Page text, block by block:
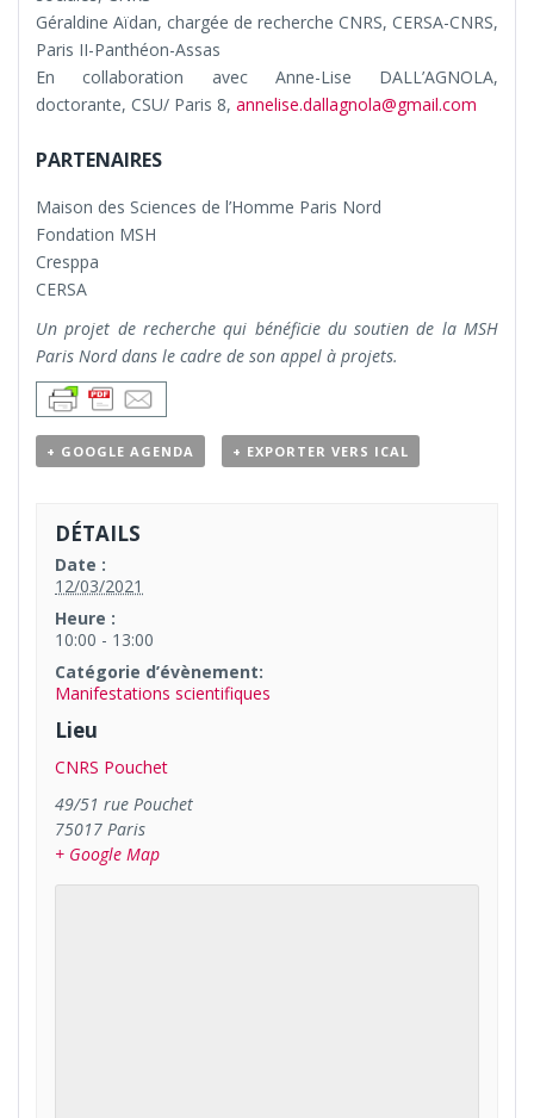
Géraldine Aïdan, chargée de recherche CNRS, CERSA-CNRS,
Paris II-Panthéon-Assas
En collaboration avec Anne-Lise DALL’AGNOLA,
doctorante, CSU/ Paris 8, annelise.dallagnola@gmail.com
PARTENAIRES
Maison des Sciences de l’Homme Paris Nord
Fondation MSH
Cresppa
CERSA
Un projet de recherche qui bénéficie du soutien de la MSH
Paris Nord dans le cadre de son appel à projets.
+ GOOGLE AGENDA + EXPORTER VERS ICAL
DÉTAILS
Date :
12/03/2021
Heure :
10:00 - 13:00
Catégorie d’évènement:
Manifestations scientifiques
Lieu
CNRS Pouchet
49/51 rue Pouchet
75017 Paris
+ Google Map